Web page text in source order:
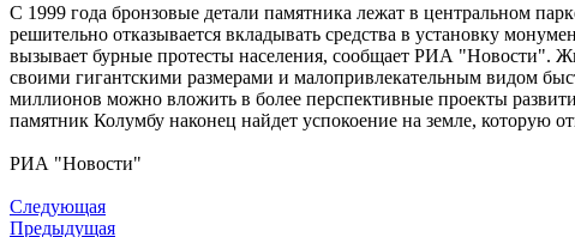
С 1999 года бронзовые детали памятника лежат в центральном
решительно отказывается вкладывать средства в установку
вызывает бурные протесты населения, сообщает РИА "Новости".
своими гигантскими размерами и малопривлекательным видом
миллионов можно вложить в более перспективные проекты
памятник Колумбу наконец найдет успокоение на земле, которую
РИА "Новости"
Следующая
Предыдущая